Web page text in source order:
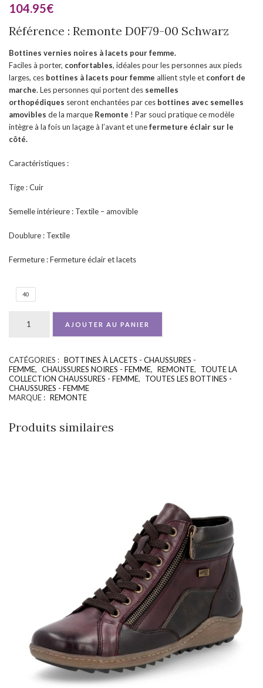
104.95€
Référence : Remonte D0F79-00 Schwarz
Bottines vernies noires à lacets pour femme.
Faciles à porter, confortables, idéales pour les personnes aux pieds
larges, ces bottines à lacets pour femme allient style et confort de
marche. Les personnes qui portent des semelles
orthopédiques seront enchantées par ces bottines avec semelles
amovibles de la marque Remonte ! Par souci pratique ce modèle
intègre à la fois un laçage à l’avant et unefermeture éclair sur le
côté.
Caractéristiques :
Tige : Cuir
Semelle intérieure : Textile – amovible
Doublure : Textile
Fermeture : Fermeture éclair et lacets
40
AJOUTER AU PANIER
CATÉGORIES : BOTTINES À LACETS - CHAUSSURES -
FEMME, CHAUSSURES NOIRES - FEMME, REMONTE,
TOUTE LA
COLLECTION CHAUSSURES - FEMME,
TOUTES LES BOTTINES -
CHAUSSURES - FEMME
MARQUE : REMONTE
Produits similaires